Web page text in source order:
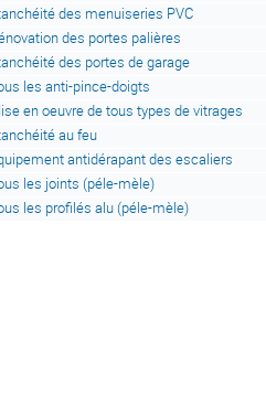
des menuiseries PVC
des portes palières
des portes de garage
les anti-pince-doigts
en oeuvre de tous types de vitrages
au feu
antidérapant des escaliers
les joints (péle-mèle)
les profilés alu (péle-mèle)